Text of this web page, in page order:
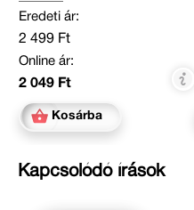
Eredeti ár:
2 499 Ft
Online ár:
2 049 Ft
Kosárba
Kapcsolódó írások